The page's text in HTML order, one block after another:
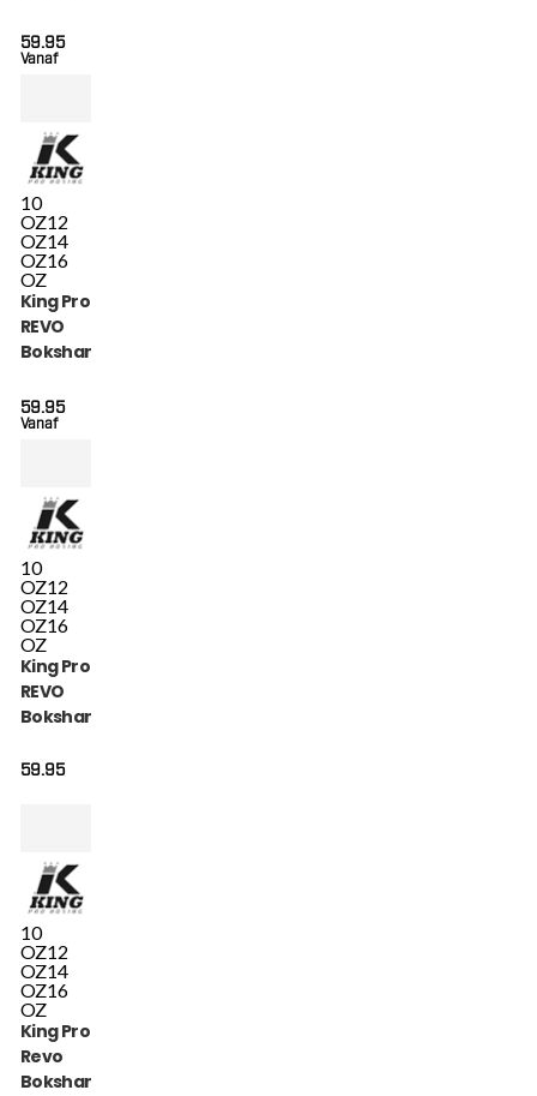
Vanaf
59.95
10
OZ12
OZ14
OZ16
OZ
King Pro Boxing
REVO
Bokshandschoenen
Vanaf
59.95
10
OZ12
OZ14
OZ16
OZ
King Pro Boxing
REVO
Bokshandschoenen
59.95
10
OZ12
OZ14
OZ16
OZ
King Pro Boxing
Revo
Bokshandschoenen